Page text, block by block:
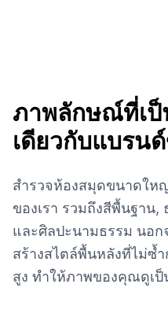
ภาพลักษณ์ที่เ
เดียวกับแบรน
สำรวจห้องสมุดขนาดให
ของเรา รวมถึงสีพื้นฐาน,
และศิลปะนามธรรม นอ
สร้างสไตล์พื้นหลังที่ไม่ซ้
สูง ทำให้ภาพของคุณดูเป็